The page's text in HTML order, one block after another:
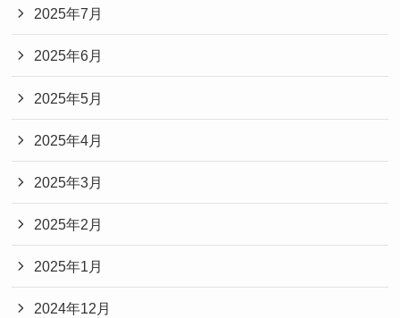
2025年7月
2025年6月
2025年5月
2025年4月
2025年3月
2025年2月
2025年1月
2024年12月